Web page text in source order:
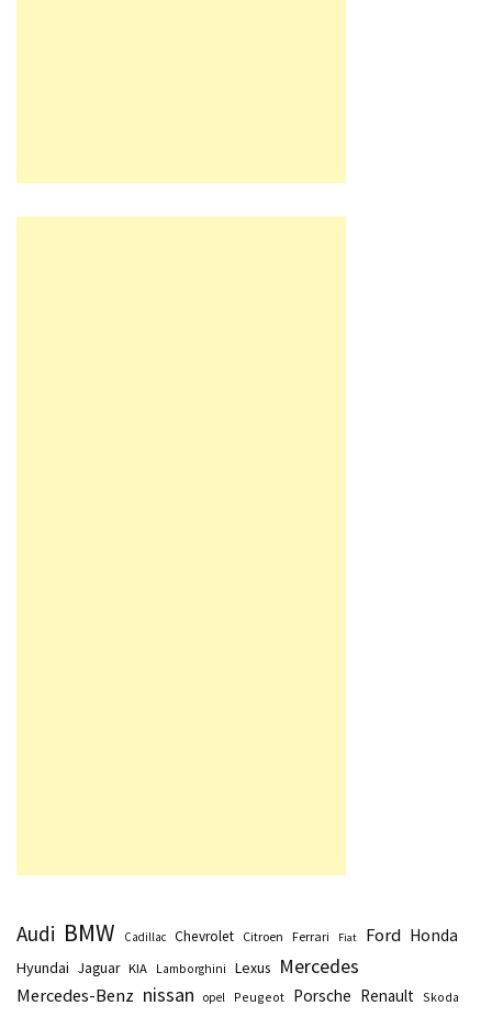
Audi BMW Cadillac Chevrolet Citroen Ferrari Fiat Ford Honda
Hyundai Jaguar KIA Lamborghini Lexus Mercedes
Mercedes-Benz nissan opel Peugeot Porsche Renault Skoda